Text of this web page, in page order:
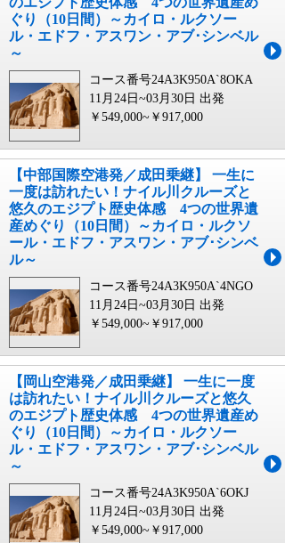
ぐり（10日間）～カイロ・ルクソー
ル・エドフ・アスワン・アブ･シンベル
～
コース番号24A3K950A`8OKA
11月24日~03月30日 出発
￥549,000~￥917,000
【中部国際空港発／成田乗継】 一生に
一度は訪れたい！ナイル川クルーズと
悠久のエジプト歴史体感 4つの世界遺
産めぐり（10日間）～カイロ・ルクソ
ール・エドフ・アスワン・アブ･シンベ
ル～
コース番号24A3K950A`4NGO
11月24日~03月30日 出発
￥549,000~￥917,000
【岡山空港発／成田乗継】 一生に一度
は訪れたい！ナイル川クルーズと悠久
のエジプト歴史体感 4つの世界遺産め
ぐり（10日間）～カイロ・ルクソー
ル・エドフ・アスワン・アブ･シンベル
～
コース番号24A3K950A`6OKJ
11月24日~03月30日 出発
￥549,000~￥917,000